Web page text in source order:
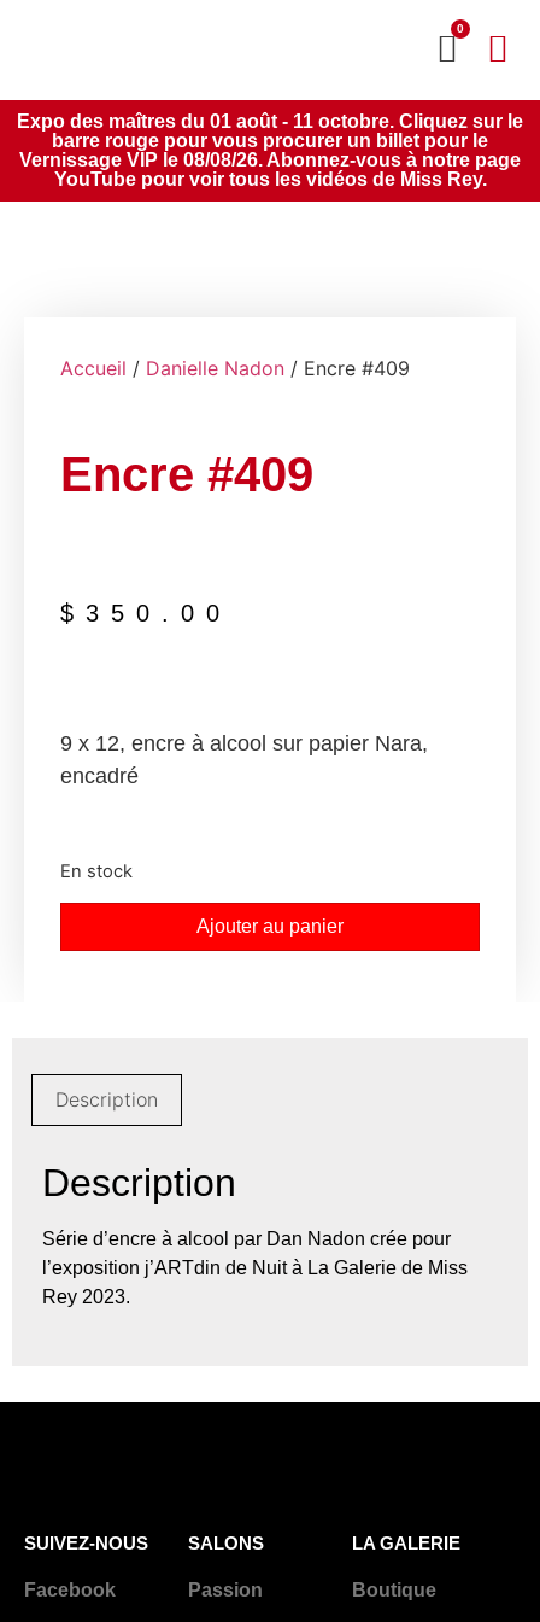
0
Expo des maîtres du 01 août - 11 octobre. Cliquez sur le
barre rouge pour vous procurer un billet pour le
Vernissage VIP le 08/08/26. Abonnez-vous à notre page
YouTube pour voir tous les vidéos de Miss Rey.
Accueil / Danielle Nadon / Encre #409
Encre #409
$ 350.00
9 x 12, encre à alcool sur papier Nara,
encadré
En stock
Ajouter au panier
Description
Description
Série d’encre à alcool par Dan Nadon crée pour
l’exposition j’ARTdin de Nuit à La Galerie de Miss
Rey 2023.
SUIVEZ-NOUS
Facebook
SALONS
Passion
LA GALERIE
Boutique